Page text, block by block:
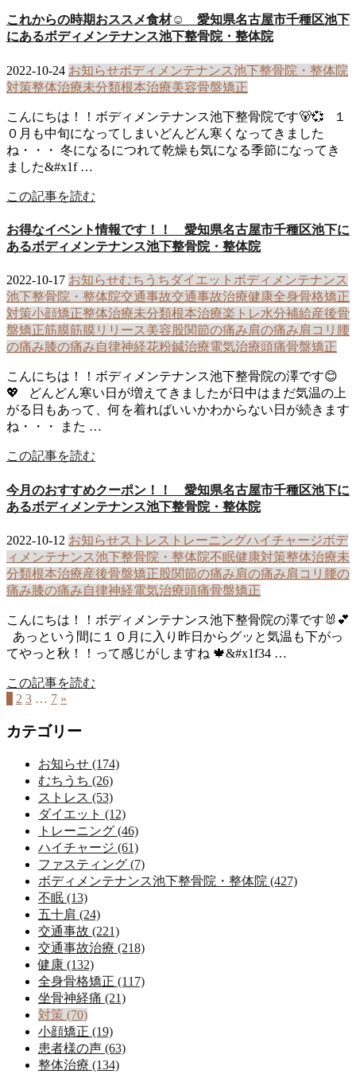
これからの時期おススメ食材☺ 愛知県名古屋市千種区池下
にあるボディメンテナンス池下整骨院・整体院
2022-10-24 お知らせボディメンテナンス池下整骨院・整体院
対策整体治療未分類根本治療美容骨盤矯正
こんにちは！！ボディメンテナンス池下整骨院です🐻💞 １
０月も中旬になってしまいどんどん寒くなってきました
ね・・・ 冬になるにつれて乾燥も気になる季節になってき
ました&#x1f …
この記事を読む
お得なイベント情報です！！ 愛知県名古屋市千種区池下に
あるボディメンテナンス池下整骨院・整体院
2022-10-17 お知らせむちうち ダイエット ボディメンテナンス
池下整骨院・整体院交通事故交通事故治療健康全身骨格矯正
対策小顔矯正整体治療未分類根本治療楽トレ水分補給産後骨
盤矯正筋膜筋膜リリース 美容 股関節の痛み肩の痛み肩コリ 腰
の痛み膝の痛み自律神経花粉鍼治療電気治療頭痛骨盤矯正
こんにちは！！ボディメンテナンス池下整骨院の澤です😊
💖 どんどん寒い日が増えてきましたが日中はまだ気温の上
がる日もあって、何を着ればいいかわからない日が続きます
ね・・・ また …
この記事を読む
今月のおすすめクーポン！！ 愛知県名古屋市千種区池下に
あるボディメンテナンス池下整骨院・整体院
2022-10-12 お知らせストレス トレーニングハイチャージボデ
ィメンテナンス池下整骨院・整体院不眠健康対策整体治療未
分類根本治療産後骨盤矯正 股関節の痛み肩の痛み肩コリ 腰の
痛み膝の痛み自律神経電気治療頭痛骨盤矯正
こんにちは！！ボディメンテナンス池下整骨院の澤です🐰💕
あっという間に１０月に入り昨日からグッと気温も下がっ
てやっと秋！！って感じがしますね 🍁&#x1f34 …
この記事を読む
2 3 … 7 »
カテゴリー
お知らせ (174)
むちうち (26)
ストレス (53)
ダイエット (12)
トレーニング (46)
ハイチャージ (61)
ファスティング (7)
ボディメンテナンス池下整骨院・整体院 (427)
不眠 (13)
五十肩 (24)
交通事故 (221)
交通事故治療 (218)
健康 (132)
全身骨格矯正 (117)
坐骨神経痛 (21)
対策 (70)
小顔矯正 (19)
患者様の声 (63)
整体治療 (134)